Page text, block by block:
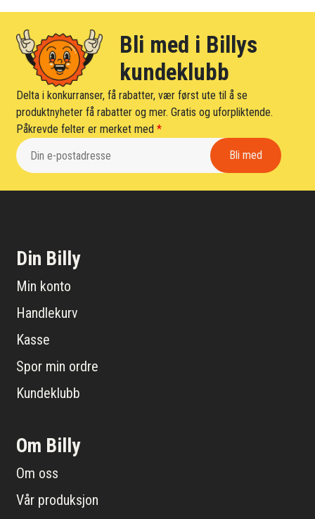
Bli med i Billys
kundeklubb
Delta i konkurranser, få rabatter, vær først ute til å se
produktnyheter få rabatter og mer. Gratis og uforpliktende.
Påkrevde felter er merket med*
Din Billy
Min konto
Handlekurv
Kasse
Spor min ordre
Kundeklubb
Om Billy
Om oss
Vår produksjon